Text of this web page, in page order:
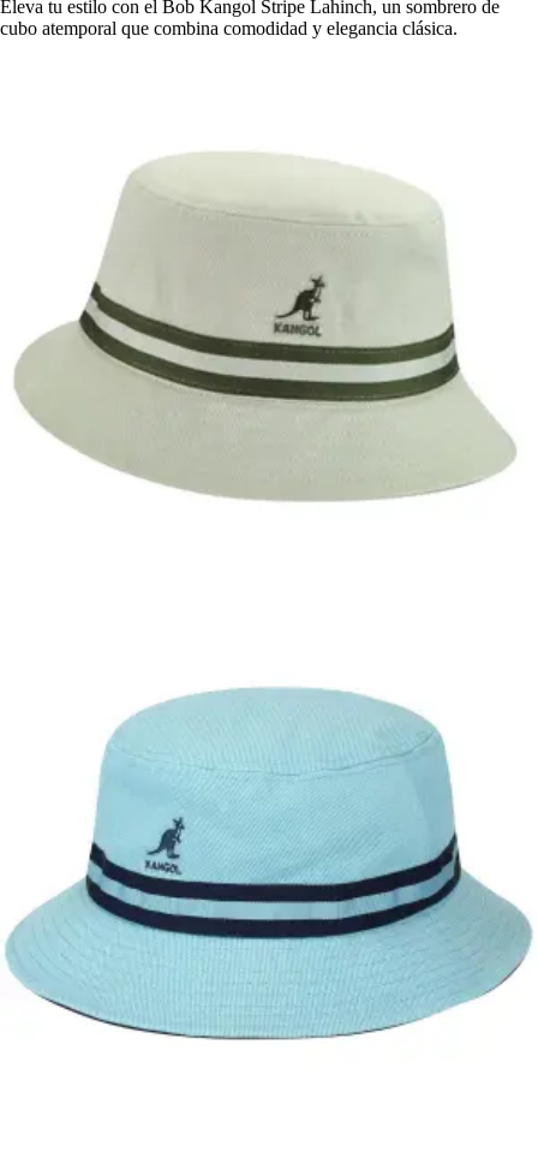
Eleva tu estilo con el Bob Kangol Stripe Lahinch, un sombrero de
cubo atemporal que combina comodidad y elegancia clásica.